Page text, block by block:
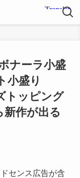
ナーラ小盛
小盛り
トッピング
作が出る
センス広告が含